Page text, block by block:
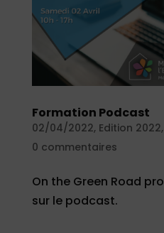
Formation Podcast
02/04/2022, Edition 2022,
0 commentaires
On the Green Road
sur le podcast.